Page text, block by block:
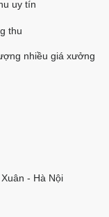
nhiều giá xưởng
- Hà Nội